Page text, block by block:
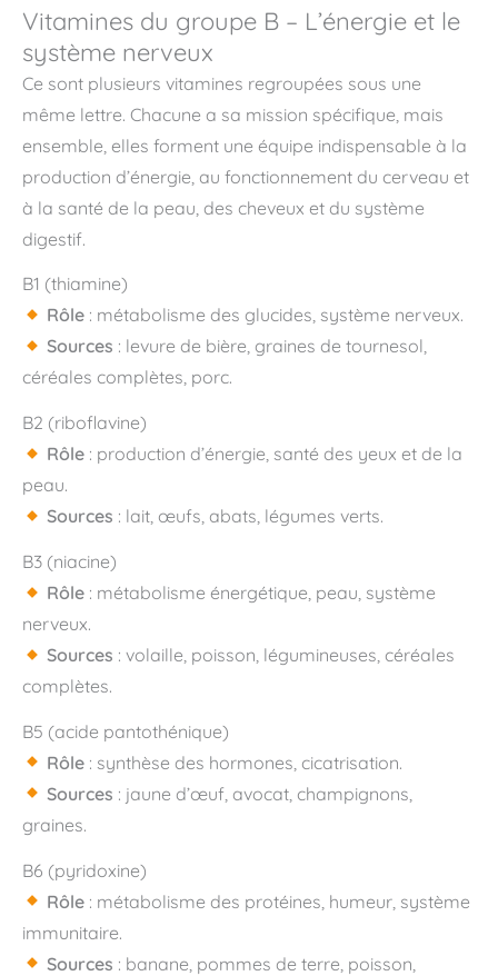
Vitamines du groupe B – L’énergie et le
système nerveux
Ce sont plusieurs vitamines regroupées sous une
même lettre. Chacune a sa mission spécifique, mais
ensemble, elles forment une équipe indispensable à la
production d’énergie, au fonctionnement du cerveau et
à la santé de la peau, des cheveux et du système
digestif.
B1 (thiamine)
Rôle : métabolisme des glucides, système nerveux.
Sources : levure de bière, graines de tournesol,
céréales complètes, porc.
B2 (riboflavine)
Rôle : production d’énergie, santé des yeux et de la
peau.
Sources : lait, œufs, abats, légumes verts.
B3 (niacine)
Rôle : métabolisme énergétique, peau, système
nerveux.
Sources : volaille, poisson, légumineuses, céréales
complètes.
B5 (acide pantothénique)
Rôle : synthèse des hormones, cicatrisation.
Sources : jaune d’œuf, avocat, champignons,
graines.
B6 (pyridoxine)
Rôle : métabolisme des protéines, humeur, système
immunitaire.
Sources : banane, pommes de terre, poisson,